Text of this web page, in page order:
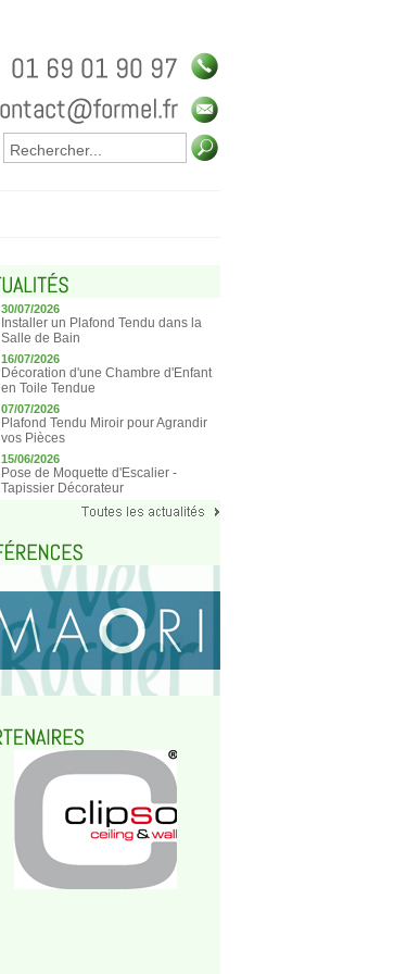
30/07/2026
Installer un Plafond Tendu dans la
Salle de Bain
16/07/2026
Décoration d'une Chambre d'Enfant
en Toile Tendue
07/07/2026
Plafond Tendu Miroir pour Agrandir
vos Pièces
15/06/2026
Pose de Moquette d'Escalier -
Tapissier Décorateur